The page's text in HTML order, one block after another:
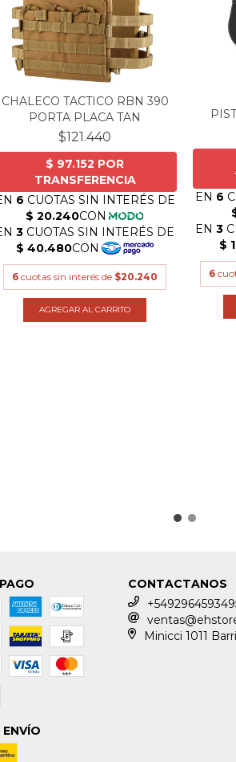
CHALECO TACTICO RBN 390
PORTA PLACA TAN
$121.440
6 cuotas sin interés de $20.240 6
CONTACTANOS
Minicci 1011